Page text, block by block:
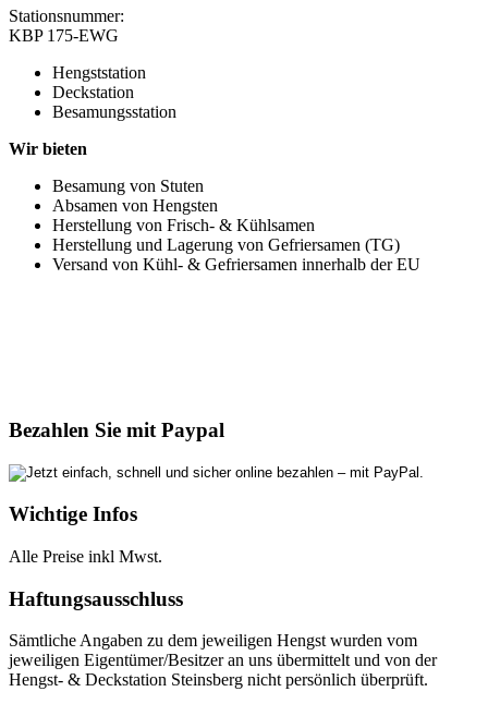
Stationsnummer:
KBP 175-EWG
Hengststation
Deckstation
Besamungsstation
Wir bieten
Besamung von Stuten
Absamen von Hengsten
Herstellung von Frisch- & Kühlsamen
Herstellung und Lagerung von Gefriersamen (TG)
Versand von Kühl- & Gefriersamen innerhalb der EU
Bezahlen Sie mit Paypal
Wichtige Infos
Alle Preise inkl Mwst.
Haftungsausschluss
Sämtliche Angaben zu dem jeweiligen Hengst wurden vom
jeweiligen Eigentümer/Besitzer an uns übermittelt und von der
Hengst- & Deckstation Steinsberg nicht persönlich überprüft.